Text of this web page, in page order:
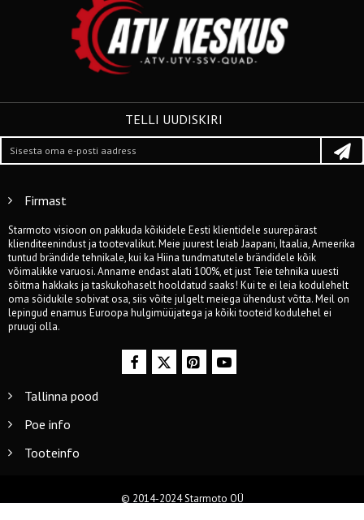
TELLI UUDISKIRI
Firmast
Starmoto visioon on pakkuda kõikidele Eesti klientidele suurepärast
klienditeenindust ja tootevalikut. Meie juurest leiab Jaapani, Itaalia, Ameerika
tuntud brändide tehnikale, kui ka Hiina tundmatutele brändidele kõik
võimalikke varuosi. Anname endast alati 100%, et just Teie tehnika uuesti
sõitma hakkaks ja taskukohaselt hooldatud saaks! Kui te ei leia kodulehelt
oma sõidukile sobivat osa, siis võite julgelt meiega ühendust võtta. Meil on
lepingud enamus Euroopa hulgimüüjatega ja kõiki tooteid kodulehel ei
pruugi olla.
Tallinna pood
Poe info
Tooteinfo
© 2014-2024 Starmoto OÜ